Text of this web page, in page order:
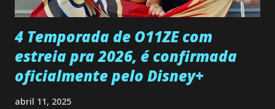
...
4 Temporada de O11ZE com
estreia pra 2026, é confirmada
oficialmente pelo Disney+
abril 11, 2025